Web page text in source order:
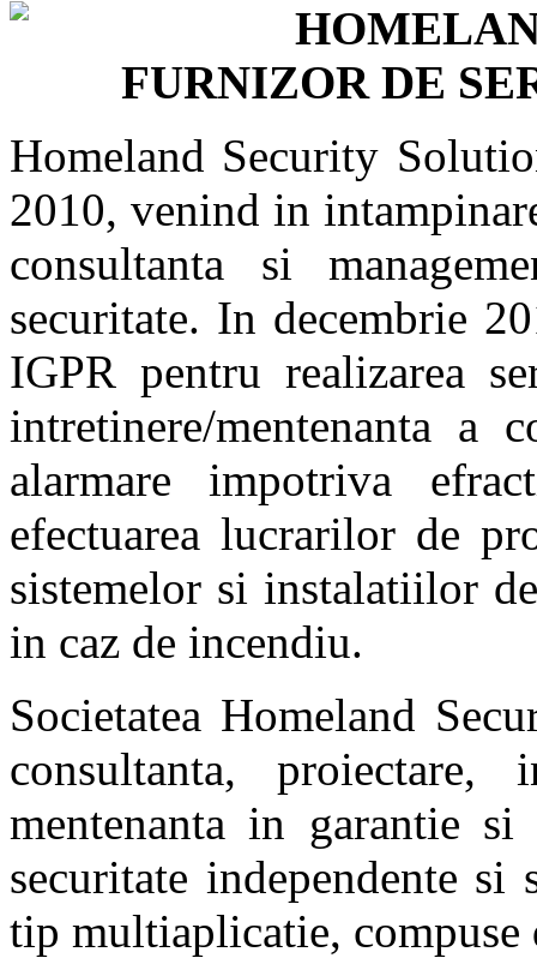
FURNIZOR DE
Homeland Security
2010, venind in
consultanta si
securitate. In decembrie
IGPR pentru realizarea
intretinere/mentenanta a
alarmare impotriva
efectuarea lucrarilor de
sistemelor si instalatiilor
in caz de incendiu.
Societatea Homeland
consultanta, proiectare,
mentenanta in garantie
securitate independente si
tip multiaplicatie, compuse